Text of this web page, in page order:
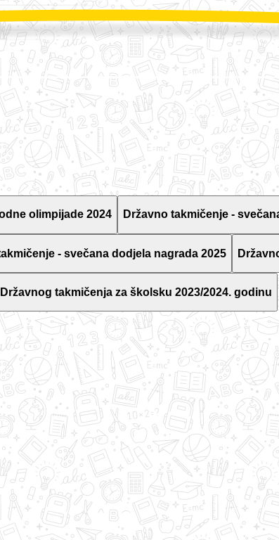
olimpijade 2024 Državno takmičenje -
- svečana dodjela nagrada 2025
takmičenja za školsku 2023/2024. godinu